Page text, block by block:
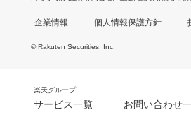
企業情報 個人情報保護方針
© Rakuten Securities, Inc.
楽天グループ
サービス一覧 お問い合わせ